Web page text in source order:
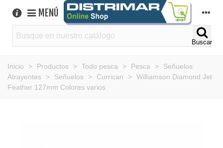
MENÚ
Buscar
Inicio > Productos > Todo pesca > Pesca >
Señuelos
Atrayentes
> Señuelos > Currican > Williamson Diamond Jet
Feather 127mm Colores varios